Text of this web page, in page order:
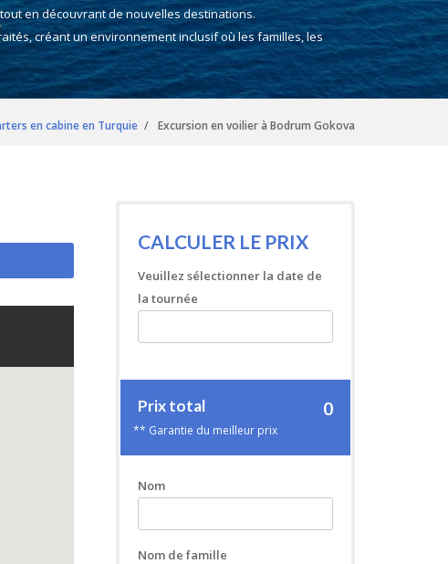
en découvrant de nouvelles destinations.
créant un environnement inclusif où les familles, les
en cabine en Turquie Excursion en voilier à Bodrum Gokova
CALCULER LE PRIX
Veuillez sélectionner la date de
la tournée
Prix ​​total 0
** Garantie du meilleur prix
Nom
Nom de famille